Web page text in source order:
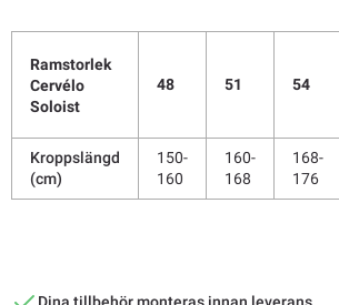
Ramstorlek
Cervélo
Soloist
48 51 54
Kroppslängd
(cm)
150-
160
160-
168
168-
176